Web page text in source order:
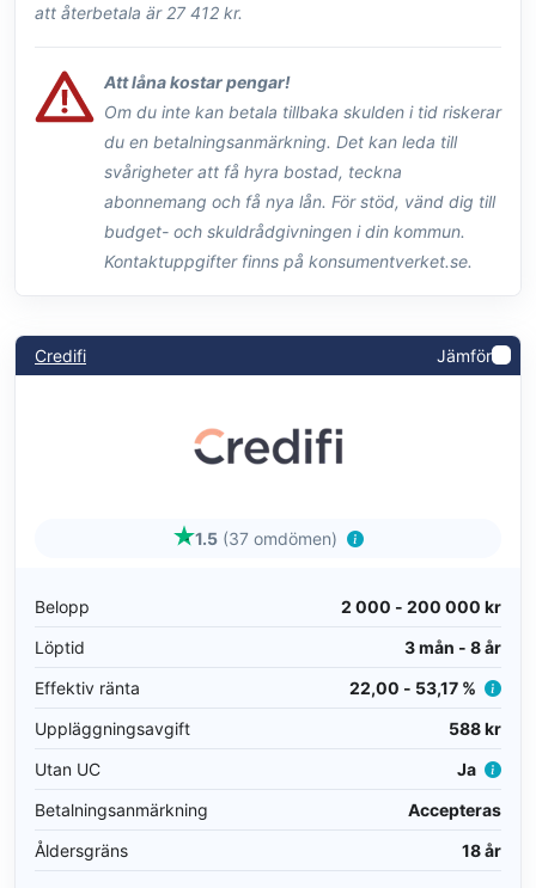
att återbetala är 27 412 kr.
Att låna kostar pengar!
Om du inte kan betala tillbaka skulden i tid riskerar
du en betalningsanmärkning. Det kan leda till
svårigheter att få hyra bostad, teckna
abonnemang och få nya lån. För stöd, vänd dig till
budget- och skuldrådgivningen i din kommun.
Kontaktuppgifter finns på konsumentverket.se.
Credifi Jämför
1.5 (37 omdömen)
Belopp
2 000 - 200 000 kr
Löptid
3 mån - 8 år
Effektiv ränta
22,00 - 53,17 %
Uppläggningsavgift
588 kr
Utan UC
Ja
Betalningsanmärkning
Accepteras
Åldersgräns
18 år